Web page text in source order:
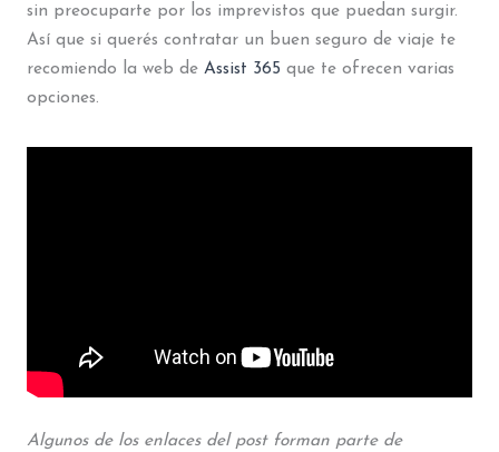
sin preocuparte por los imprevistos que puedan surgir.
Así que si querés contratar un buen seguro de viaje te
recomiendo la web de Assist 365 que te ofrecen varias
opciones.
Algunos de los enlaces del post forman parte de